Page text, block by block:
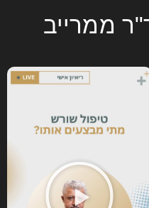
ממרייב